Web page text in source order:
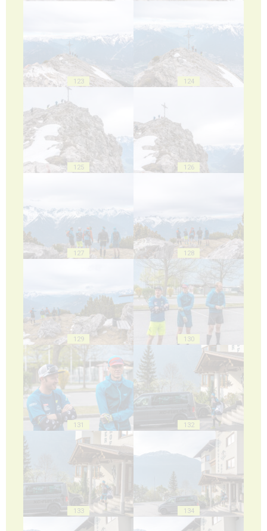
123 124
125 126
127 128
129 130
131 132
133 134